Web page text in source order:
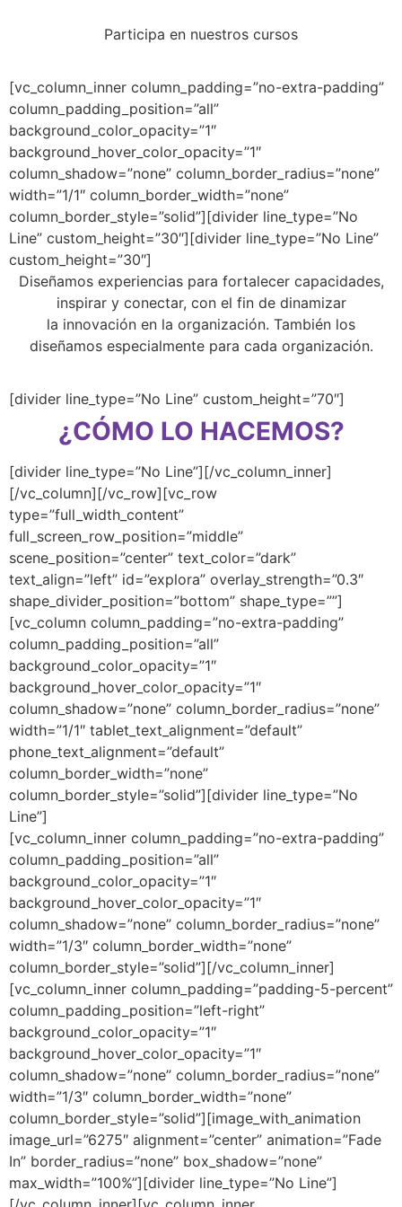
Participa en nuestros cursos
[vc_column_inner column_padding=”no-extra-padding”
column_padding_position=”all”
background_color_opacity=”1″
background_hover_color_opacity=”1″
column_shadow=”none” column_border_radius=”none”
width=”1/1″ column_border_width=”none”
column_border_style=”solid”][divider line_type=”No
Line” custom_height=”30″][divider line_type=”No Line”
custom_height=”30″]
Diseñamos experiencias para fortalecer capacidades,
inspirar y conectar, con el fin de dinamizar
la innovación en la organización. También los
diseñamos especialmente para cada organización.
[divider line_type=”No Line” custom_height=”70″]
¿CÓMO LO HACEMOS?
[divider line_type=”No Line”][/vc_column_inner]
[/vc_column][/vc_row][vc_row
type=”full_width_content”
full_screen_row_position=”middle”
scene_position=”center” text_color=”dark”
text_align=”left” id=”explora” overlay_strength=”0.3″
shape_divider_position=”bottom” shape_type=””]
[vc_column column_padding=”no-extra-padding”
column_padding_position=”all”
background_color_opacity=”1″
background_hover_color_opacity=”1″
column_shadow=”none” column_border_radius=”none”
width=”1/1″ tablet_text_alignment=”default”
phone_text_alignment=”default”
column_border_width=”none”
column_border_style=”solid”][divider line_type=”No
Line”]
[vc_column_inner column_padding=”no-extra-padding”
column_padding_position=”all”
background_color_opacity=”1″
background_hover_color_opacity=”1″
column_shadow=”none” column_border_radius=”none”
width=”1/3″ column_border_width=”none”
column_border_style=”solid”][/vc_column_inner]
[vc_column_inner column_padding=”padding-5-percent”
column_padding_position=”left-right”
background_color_opacity=”1″
background_hover_color_opacity=”1″
column_shadow=”none” column_border_radius=”none”
width=”1/3″ column_border_width=”none”
column_border_style=”solid”][image_with_animation
image_url=”6275″ alignment=”center” animation=”Fade
In” border_radius=”none” box_shadow=”none”
max_width=”100%”][divider line_type=”No Line”]